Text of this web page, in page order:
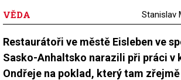
VĚDA Stanislav
Restaurátoři ve městě Eisleben ve
Sasko-Anhaltsko narazili při práci v
Ondřeje na poklad, který tam